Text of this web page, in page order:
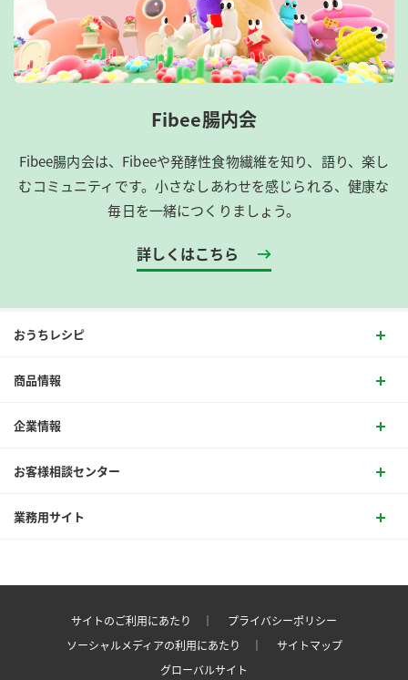
Fibee腸内会
Fibee腸内会は、​Fibeeや発酵性食物繊維を知り、語り、楽し
むコミュニティです。​小さなしあわせを感じられる、健康な
毎日を一緒につくりましょう。
詳しくはこちら
おうちレシピ
商品情報
企業情報
お客様相談センター
業務用サイト
サイトのご利用にあたり ｜
プライバシーポリシー
ソーシャルメディアの利用にあたり ｜
サイトマップ
グローバルサイト